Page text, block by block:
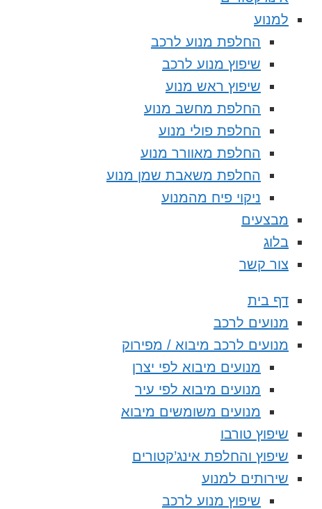
למנוע
החלפת מנוע לרכב
שיפוץ מנוע לרכב
שיפוץ ראש מנוע
החלפת מחשב מנוע
החלפת פולי מנוע
החלפת מאוורר מנוע
החלפת משאבת שמן מנוע
ניקוי פיח מהמנוע
מבצעים
בלוג
צור קשר
דף בית
מנועים לרכב
מנועים לרכב מיבוא / מפירוק
מנועים מיבוא לפי יצרן
מנועים מיבוא לפי עיר
מנועים משומשים מיבוא
שיפוץ טורבו
שיפוץ והחלפת אינג’קטורים
שירותים למנוע
שיפוץ מנוע לרכב